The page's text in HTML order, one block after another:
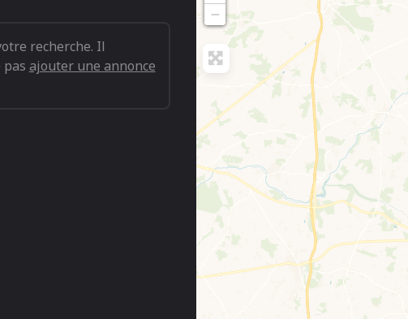
recherche. Il
pas ajouter une annonce
−